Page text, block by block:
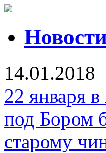
14.01.2018
22 января
под Бором
старому